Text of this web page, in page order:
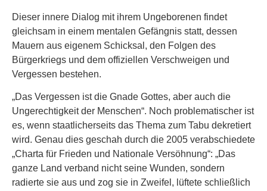
Dieser innere Dialog mit ihrem Ungeborenen findet
gleichsam in einem mentalen Gefängnis statt, dessen
Mauern aus eigenem Schicksal, den Folgen des
Bürgerkriegs und dem offiziellen Verschweigen und
Vergessen bestehen.
„Das Vergessen ist die Gnade Gottes, aber auch die
Ungerechtigkeit der Menschen“. Noch problematischer ist
es, wenn staatlicherseits das Thema zum Tabu dekretiert
wird. Genau dies geschah durch die 2005 verabschiedete
„Charta für Frieden und Nationale Versöhnung“: „Das
ganze Land verband nicht seine Wunden, sondern
radierte sie aus und zog sie in Zweifel, lüftete schließlich